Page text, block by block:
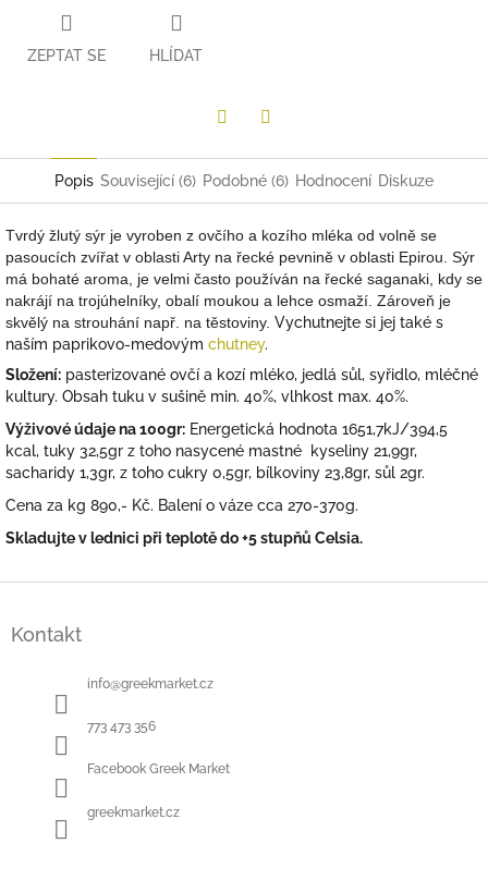
ZEPTAT SE HLÍDAT
Popis Související (6) Podobné (6) Hodnocení Diskuze
Tvrdý žlutý sýr je vyroben z ovčího a kozího mléka od volně se
pasoucích zvířat v oblasti Arty na řecké pevnině v oblasti Epirou. Sýr
má bohaté aroma, je velmi často používán na řecké saganaki, kdy se
nakrájí na trojúhelníky, obalí moukou a lehce osmaží. Zároveň je
skvělý na strouhání např. na těstoviny. Vychutnejte si jej také s
naším paprikovo-medovým chutney.
Složení: pasterizované ovčí a kozí mléko, jedlá sůl, syřidlo, mléčné
kultury. Obsah tuku v sušině min. 40%, vlhkost max. 40%.
Výživové údaje na 100gr: Energetická hodnota 1651,7kJ/394,5
kcal, tuky 32,5gr z toho nasycené mastné kyseliny 21,9gr,
sacharidy 1,3gr, z toho cukry 0,5gr, bílkoviny 23,8gr, sůl 2gr.
Cena za kg 890,- Kč. Balení o váze cca 270-370g.
Skladujte v lednici při teplotě do +5 stupňů Celsia.
Kontakt
info@greekmarket.cz
773 473 356
Facebook Greek Market
greekmarket.cz